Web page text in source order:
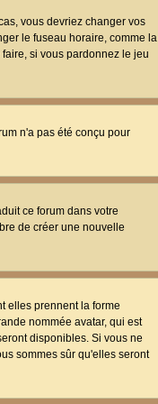
vous devriez changer vos
le fuseau horaire, comme la
si vous pardonnez le jeu
n'a pas été conçu pour
ce forum dans votre
de créer une nouvelle
elles prennent la forme
nommée avatar, qui est
disponibles. Si vous ne
sommes sûr qu'elles seront